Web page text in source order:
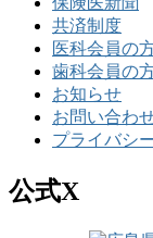
共済制度
医科会員の
歯科会員の
お知らせ
お問い合わ
プライバシ
公式X